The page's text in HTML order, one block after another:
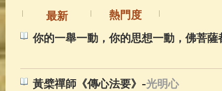
善財童子五十三參
最新
熱門度
你的一舉一動，你的思想一動，佛菩薩
黃檗禪師《傳心法要》 -光明心